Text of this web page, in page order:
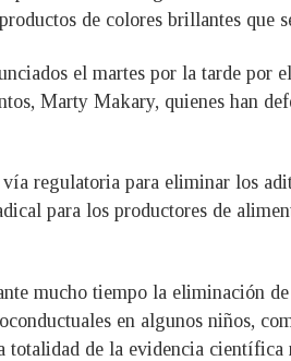
de colores brillantes que
el martes por la tarde
Marty Makary, quienes han
regulatoria para eliminar los
para los productores de
mucho tiempo la eliminación
en algunos niños,
totalidad de la evidencia